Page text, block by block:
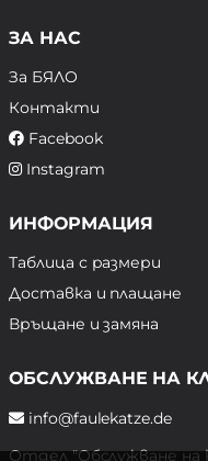
ЗА НАС
За БЯЛО
Контакти
Facebook
Instagram
ИНФОРМАЦИЯ
Таблица с размери
Доставка и плащане
Връщане и замяна
ОБСЛУЖВАНЕ НА
info@faulekatze.de
Отдел "Обслужване на